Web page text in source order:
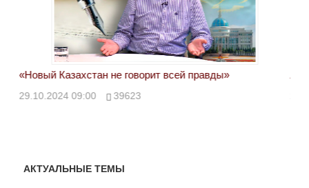
«Новый Казахстан не говорит всей правды»
29.10.2024 09:00 39623
АКТУАЛЬНЫЕ ТЕМЫ